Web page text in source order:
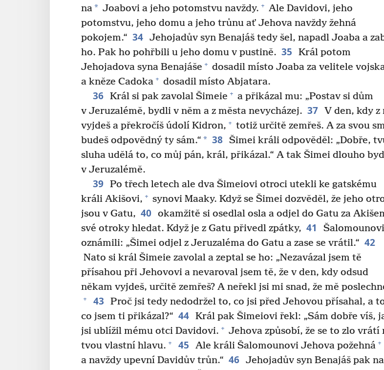
na* Joabovi a jeho potomstvu navždy. + Ale Davidovi, jeho
potomstvu, jeho domu a jeho trůnu ať Jehova navždy žehná
pokojem.“ 34 Jehojadův syn Benajáš tedy šel, napadl Joaba a
ho. Pak ho pohřbili u jeho domu v pustině. 35
Král potom
Jehojadova syna Benajáše + dosadil místo Joaba za velitele
a kněze Cadoka + dosadil místo Abjatara.
36 Král si pak zavolal Šimeie + a přikázal mu: „Postav si dům
v Jeruzalémě, bydli v něm a z města nevycházej. 37 V den, kdy z
vyjdeš a překročíš údolí Kidron, + totiž určitě zemřeš. A za svou
budeš odpovědný ty sám.“ * 38 Šimei králi odpověděl: „Dobře,
sluha udělá to, co můj pán, král, přikázal.“ A tak Šimei dlouho
v Jeruzalémě.
39 Po třech letech ale dva Šimeiovi otroci utekli ke gatskému
králi Akišovi, + synovi Maaky. Když se Šimei dozvěděl, že jeho
jsou v Gatu, 40 okamžitě si osedlal osla a odjel do Gatu za
své otroky hledat. Když je z Gatu přivedl zpátky, 41
Šalomounovi
oznámili: „Šimei odjel z Jeruzaléma do Gatu a zase se vrátil.“ 42
Nato si král Šimeie zavolal a zeptal se ho: „Nezavázal jsem tě
přísahou při Jehovovi a nevaroval jsem tě, že v den, kdy odsud
někam vyjdeš, určitě zemřeš? A neřekl jsi mi snad, že mě
+ 43
Proč jsi tedy nedodržel to, co jsi před Jehovou přísahal, a
co jsem ti přikázal?“ 44 Král pak Šimeiovi řekl: „Sám dobře víš,
jsi ublížil mému otci Davidovi. + Jehova způsobí, že se to zlo vrátí
tvou vlastní hlavu. + 45 Ale králi Šalomounovi Jehova požehná +
a navždy upevní Davidův trůn.“ 46 Jehojadův syn Benajáš pak na